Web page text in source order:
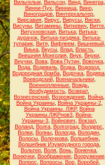
Вильгельм
Вильсон, Винд, Винегра,
Винни-Пух
Винница Вино
Виноградов Винтерхальтер
Вирсавия Вирус Вирусы Виски
Висуны Витамины Виткевич Витте
Витухновская, Витька, Витька-
дурачок, Витька-пиздяка, Витька-
тупарик, Витя, Вифлеем Вишневый,
Виька Вкусы Влад Власть
Внешняя Монголия, Внук, Внуки,
Внучки, Вова, Вова Путин, Вовочка,
Вода Водевиль Водка Водород
Водородная бомба Водочка Водяра
Воеводский, Военачальники,
Военнопленные Вождь
Возбудимость Возврат,
Вознесенский Возрождение Война
Война Украины, Война Украины-2,
Война Украины. ЛЖР, Война
Украины.ЛЖРнов3 Война-
Украины-3, Войнович Вокзал,
Воланд, Волга, Волгоград, Волдерс
Волки Волны Вологда Володин
Волосы, Волочкова, Волшебник,
Волшебник Изумрудного города,
Вольтер Воля Вонь Вонючка
Вонючки, Воображение, Вооружение,
Вопрос
Вопросы, Вор, Воробей,